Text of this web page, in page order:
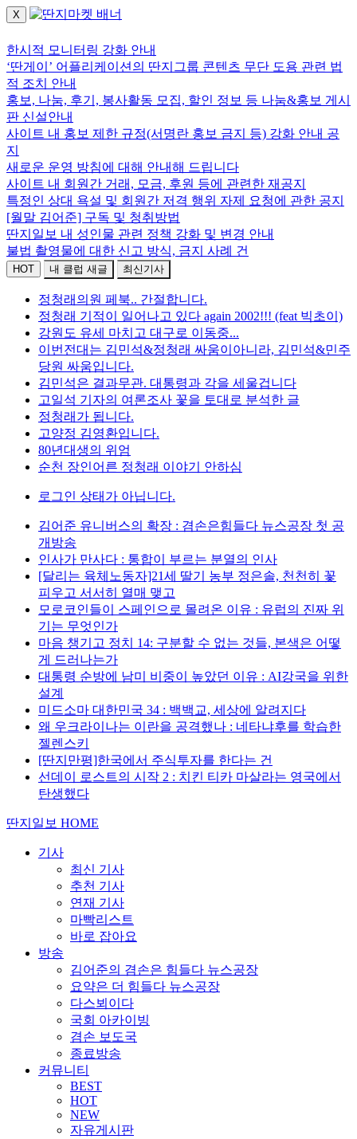
X
한시적 모니터링 강화 안내
‘딴게이’ 어플리케이션의 딴지그룹 콘텐츠 무단 도용 관련 법
적 조치 안내
홍보, 나눔, 후기, 봉사활동 모집, 할인 정보 등 나눔&홍보 게시
판 신설안내
사이트 내 홍보 제한 규정(서명란 홍보 금지 등) 강화 안내 공
지
새로운 운영 방침에 대해 안내해 드립니다
사이트 내 회원간 거래, 모금, 후원 등에 관련한 재공지
특정인 상대 욕설 및 회원간 저격 행위 자제 요청에 관한 공지
[월말 김어준] 구독 및 청취방법
딴지일보 내 성인물 관련 정책 강화 및 변경 안내
불법 촬영물에 대한 신고 방식, 금지 사례 건
HOT 내 클럽 새글 최신기사
정청래의원 페북.. 간절합니다.
정청래 기적이 일어나고 있다 again 2002!!! (feat 빅초이)
강원도 유세 마치고 대구로 이동중...
이번전대는 김민석&정청래 싸움이아니라, 김민석&민주
당원 싸움입니다.
김민석은 결과무관. 대통령과 각을 세울겁니다
고일석 기자의 여론조사 꽃을 토대로 분석한 글
정청래가 됩니다.
고양정 김영환입니다.
80년대생의 위엄
순천 장인어른 정청래 이야기 안하심
로그인 상태가 아닙니다.
김어준 유니버스의 확장 : 겸손은힘들다 뉴스공장 첫 공
개방송
인사가 만사다 : 통합이 부르는 분열의 인사
[달리는 육체노동자]21세 딸기 농부 정은솔, 천천히 꽃
피우고 서서히 열매 맺고
모로코인들이 스페인으로 몰려온 이유 : 유럽의 진짜 위
기는 무엇인가
마음 챙기고 정치 14: 구분할 수 없는 것들, 본색은 어떻
게 드러나는가
대통령 순방에 남미 비중이 높았던 이유 : AI강국을 위한
설계
미드소마 대한민국 34 : 백백교, 세상에 알려지다
왜 우크라이나는 이란을 공격했나 : 네타냐후를 학습한
젤렌스키
[딴지만평]한국에서 주식투자를 한다는 건
선데이 로스트의 시작 2 : 치킨 티카 마살라는 영국에서
탄생했다
딴지일보 HOME
기사
최신 기사
추천 기사
연재 기사
마빡리스트
바로 잡아요
방송
김어준의 겸손은 힘들다 뉴스공장
요약은 더 힘들다 뉴스공장
다스뵈이다
국회 아카이빙
겸손 보도국
종료방송
커뮤니티
BEST
HOT
NEW
자유게시판